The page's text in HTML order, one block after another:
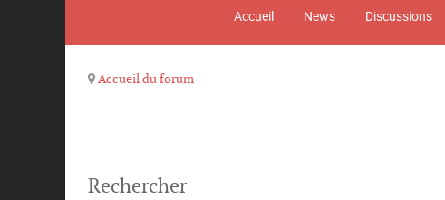
Accueil News Discussions
Accueil du forum
Rechercher